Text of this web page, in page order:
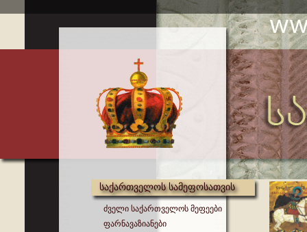
საქართველოს სამეფოსათვის
ძველი საქართველოს მეფეები
ფარნავაზიანები